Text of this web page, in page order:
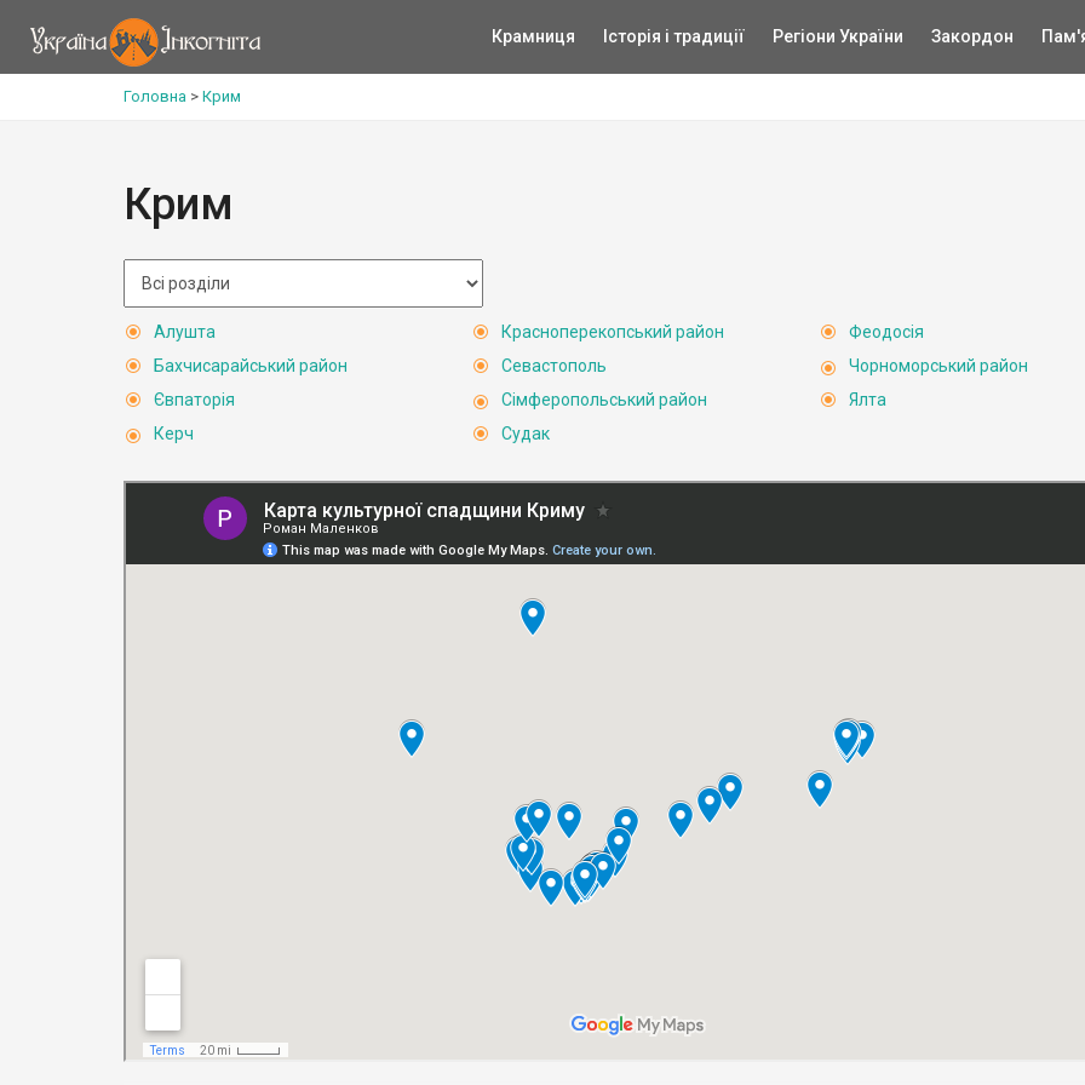
Крамниця Історія і традиції Регіони України Закордон
Головна > Крим
Крим
Алушта
Бахчисарайський район
Євпаторія
Керч
Красноперекопський район
Севастополь
Сімферопольський район
Судак
Феодосія
Чорноморський район
Ялта